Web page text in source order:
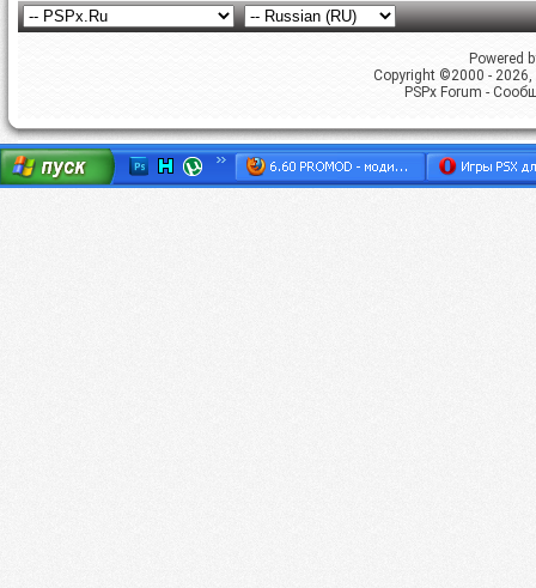
Powered
Copyright ©2000 -
PSPx Forum -